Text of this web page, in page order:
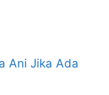
Ani Jika Ada